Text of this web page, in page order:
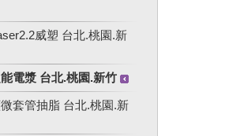
威塑 台北.桃園.新
電漿 台北.桃園.新竹
套管抽脂 台北.桃園.新